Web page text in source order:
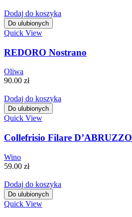
Dodaj do koszyka
Do ulubionych
Quick View
REDORO Nostrano
Oliwa
90.00 zł
Dodaj do koszyka
Do ulubionych
Quick View
Collefrisio Filare D’ABRUZZO
Wino
59.00 zł
Dodaj do koszyka
Do ulubionych
Quick View